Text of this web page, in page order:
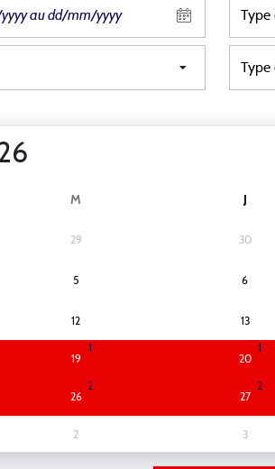
M
29 30
5 6
12 13
19
1
20
1
26
2
27
2
2 3